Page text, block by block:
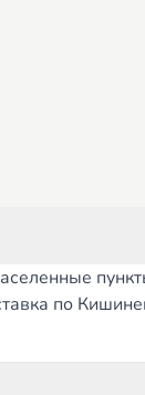
по